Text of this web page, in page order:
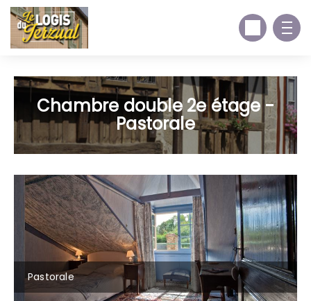
Chambre double 2e étage -
Pastorale
Pastorale